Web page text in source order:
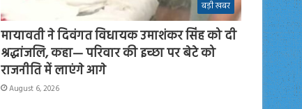
बड़ी खबर
मायावती ने दिवंगत विधायक उमाशंकर सिंह को दी
श्रद्धांजलि, कहा— परिवार की इच्छा पर बेटे को
राजनीति में लाएंगे आगे
August 6, 2026